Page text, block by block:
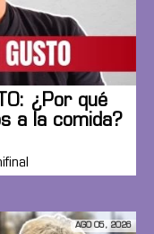
¿Por qué
a la comida?
AGO 05, 2026